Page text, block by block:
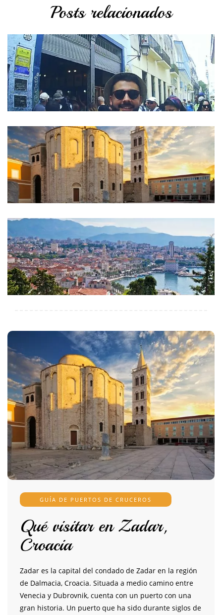
Posts relacionados
GUÍA DE PUERTOS DE CRUCEROS
Qué visitar en Zadar,
Croacia
Zadar es la capital del condado de Zadar en la región
de Dalmacia, Croacia. Situada a medio camino entre
Venecia y Dubrovnik, cuenta con un puerto con una
gran historia. Un puerto que ha sido durante siglos de